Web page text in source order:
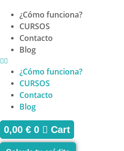
¿Cómo funciona?
CURSOS
Contacto
Blog
¿Cómo funciona?
CURSOS
Contacto
Blog
0,00 € 0 Cart